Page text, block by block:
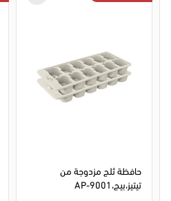
حافظة ثلج مزدوجة من
تيتيز،بيج،AP-9001